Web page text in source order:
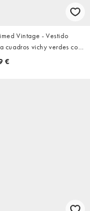
Vintage - Vestido
cuadros vichy verdes con
encaje y detalle de
€